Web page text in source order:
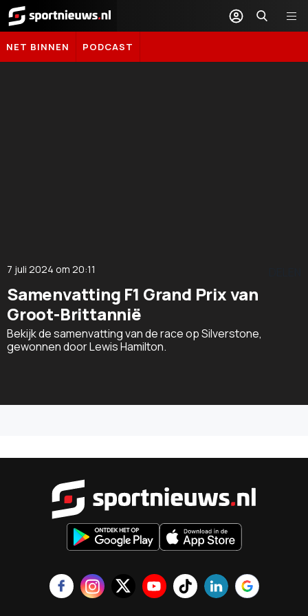
Sportnieuws.nl
NET BINNEN PODCAST
7 juli 2024 om 20:11
Samenvatting F1 Grand Prix van
Groot-Brittannië
Bekijk de samenvatting van de race op Silverstone,
gewonnen door Lewis Hamilton.